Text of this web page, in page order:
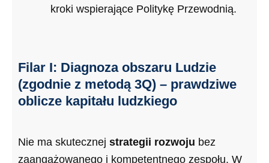
kroki wspierające Politykę Przewodnią.
Filar I: Diagnoza obszaru Ludzie
(zgodnie z metodą 3Q) – prawdziwe
oblicze kapitału ludzkiego
Nie ma skutecznej strategii rozwoju bez
zaangażowanego i kompetentnego zespołu. W